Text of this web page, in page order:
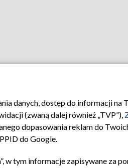
danych, dostęp do informacji na
(zwaną dalej również „TVP”),
dopasowania reklam do
do Google.
w tym informacje zapisywane za